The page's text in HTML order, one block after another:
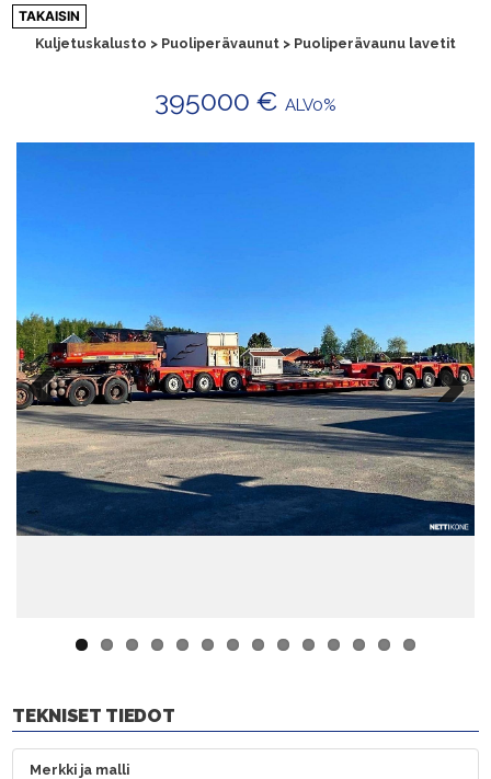
Siirry
sisältöön
TAKAISIN
Kuljetuskalusto > Puoliperävaunut > Puoliperävaunu lavetit
395000 € ALV0%
Previ
ous
Next
TEKNISET TIEDOT
Merkki ja malli